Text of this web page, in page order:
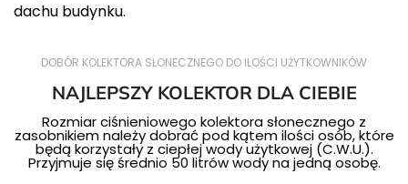
dachu budynku.
DOBÓR KOLEKTORA SŁONECZNEGO DO ILOŚCI UŻYTKOWNIKÓW
NAJLEPSZY KOLEKTOR DLA CIEBIE
Rozmiar ciśnieniowego kolektora słonecznego z
zasobnikiem należy dobrać pod kątem ilości osób, które
będą korzystały z ciepłej wody użytkowej (C.W.U.).
Przyjmuje się średnio 50 litrów wody na jedną osobę.